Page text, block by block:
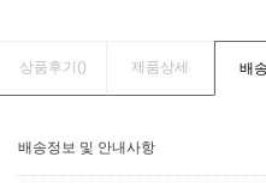
상품후기() 제품상세 배
배송정보 및 안내사항